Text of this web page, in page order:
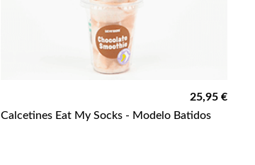
25,95 €
Calcetines Eat My Socks - Modelo Batidos